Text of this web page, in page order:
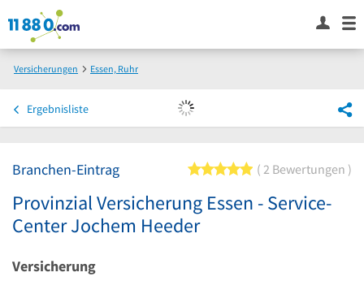
Versicherungen
Essen, Ruhr
Ergebnisliste
Branchen-Eintrag 5 von 5 Sternen
2 Bewertungen
Provinzial Versicherung Essen - Service-
Center Jochem Heeder
Versicherung